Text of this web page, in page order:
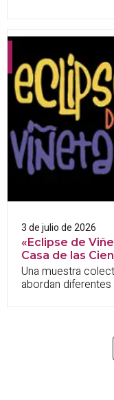
3 de julio de 2026
«Eclipse de
Casa de las
Una muestra
abordan